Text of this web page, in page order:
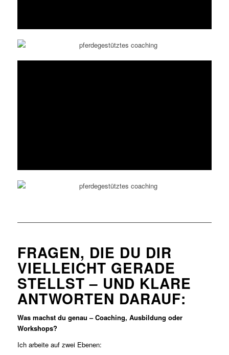
FRAGEN, DIE DU DIR
VIELLEICHT GERADE
STELLST – UND KLARE
ANTWORTEN DARAUF:
Was machst du genau – Coaching, Ausbildung oder
Workshops?
Ich arbeite auf zwei Ebenen: